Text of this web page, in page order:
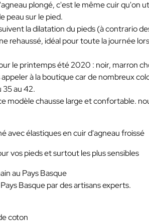
plongé, c'est le même cuir qu'on
peau sur le pied.
la dilatation du pieds (à contrario
rehaussé, idéal pour toute la journée
le printemps été 2020 : noir, marron
à la boutique car de nombreux
35 au 42.
modèle chausse large et confortable.
avec élastiques en cuir d'agneau froissé
vos pieds et surtout les plus sensibles
au Pays Basque
Basque par des artisans experts.
coton